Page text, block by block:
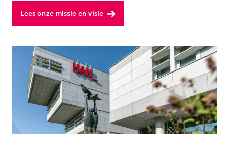
Lees onze missie en visie